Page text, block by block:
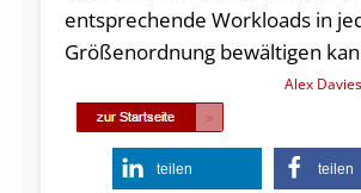
entsprechende Workloads in
Größenordnung bewältigen
Alex
teilen teilen